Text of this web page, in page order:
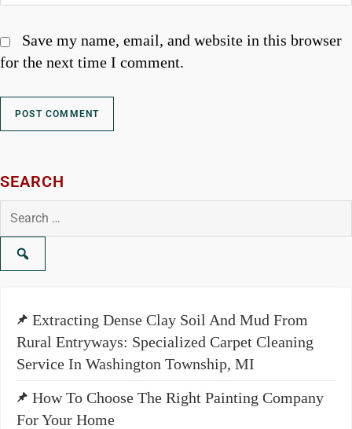
Save my name, email, and website in this browser
for the next time I comment.
SEARCH
Search
for:
Extracting Dense Clay Soil And Mud From
Rural Entryways: Specialized Carpet Cleaning
Service In Washington Township, MI
How To Choose The Right Painting Company
For Your Home